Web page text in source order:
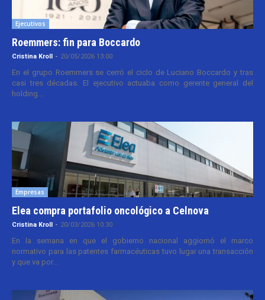
Ejecutivos
Roemmers: fin para Boccardo
Cristina Kroll - 20/05/2026 13:00
En el grupo Roemmers se cerró el ciclo de Luciano Boccardo y tras
casi tres décadas. El ejecutivo actuaba como gerente general del
holding...
Empresas
Elea compra portafolio oncológico a Celnova
Cristina Kroll - 20/03/2026 10:30
En la semana en que el gobierno nacional aggiornó el marco
normativo para las patentes farmacéuticas tuvo lugar una transacción
y que va por...